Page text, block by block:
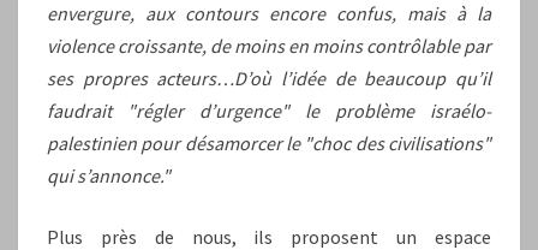
envergure, aux contours encore confus, mais à la
violence croissante, de moins en moins contrôlable par
ses propres acteurs…D’où l’idée de beaucoup qu’il
faudrait "régler d’urgence" le problème israélo-
palestinien pour désamorcer le "choc des civilisations"
qui s’annonce."
Plus près de nous, ils proposent un espace